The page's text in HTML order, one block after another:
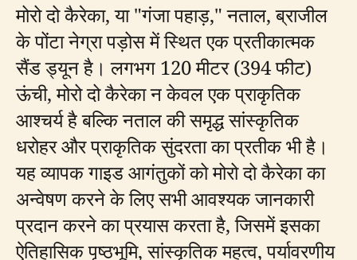
मोरो दो कैरेका, या "गंजा पहाड़," नताल, ब्राजील
के पोंटा नेग्रा पड़ोस में स्थित एक प्रतीकात्मक
सैंड ड्यून है। लगभग 120 मीटर (394 फीट)
ऊंची, मोरो दो कैरेका न केवल एक प्राकृतिक
आश्चर्य है बल्कि नताल की समृद्ध सांस्कृतिक
धरोहर और प्राकृतिक सुंदरता का प्रतीक भी है।
यह व्यापक गाइड आगंतुकों को मोरो दो कैरेका का
अन्वेषण करने के लिए सभी आवश्यक जानकारी
प्रदान करने का प्रयास करता है, जिसमें इसका
ऐतिहासिक पृष्ठभूमि, सांस्कृतिक महत्व, पर्यावरणीय